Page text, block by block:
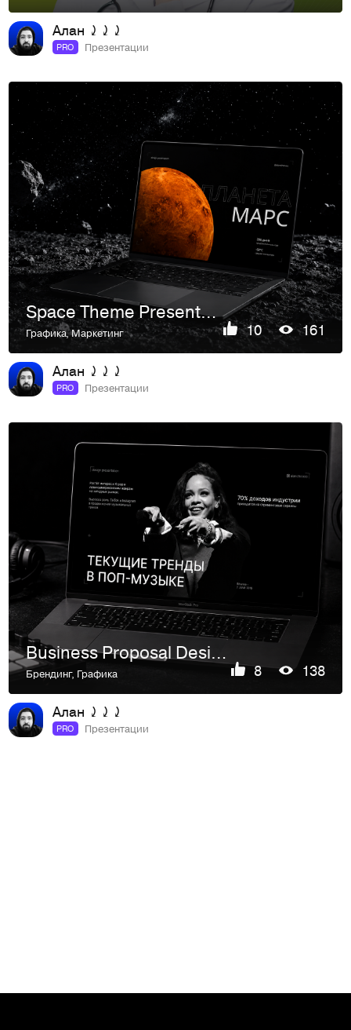
Алан ⤸⤸⤸
PRO Презентации
Space Theme Presentation — Креативный WOW-дизайн
Графика,Маркетинг 10 161
Алан ⤸⤸⤸
PRO Презентации
Business Proposal Design — Инфографика
Брендинг, Графика 8 138
Алан ⤸⤸⤸
PRO Презентации